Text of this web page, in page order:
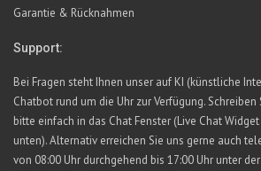
Garantie & Rücknahmen
Support:
Bei Fragen steht Ihnen unser auf KI (künstliche
Chatbot rund um die Uhr zur Verfügung. Schreiben
bitte einfach in das Chat Fenster (Live Chat
unten). Alternativ erreichen Sie uns gerne auch
von 08:00 Uhr durchgehend bis 17:00 Uhr unter